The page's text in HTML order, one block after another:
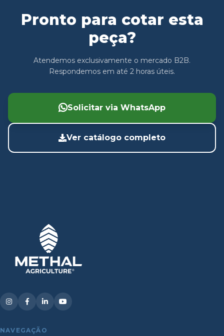
Pronto para cotar esta
peça?
Atendemos exclusivamente o mercado B2B.
Respondemos em até 2 horas úteis.
Solicitar via WhatsApp
Ver catálogo completo
NAVEGAÇÃO